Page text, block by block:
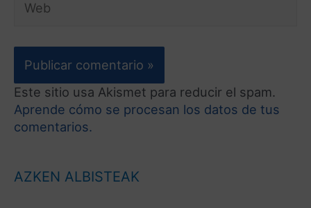
Este sitio usa Akismet para reducir el spam.
Aprende cómo se procesan los datos de tus
comentarios.
AZKEN ALBISTEAK